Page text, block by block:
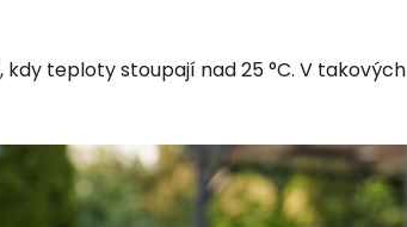
teploty stoupají nad 25 °C. V takových